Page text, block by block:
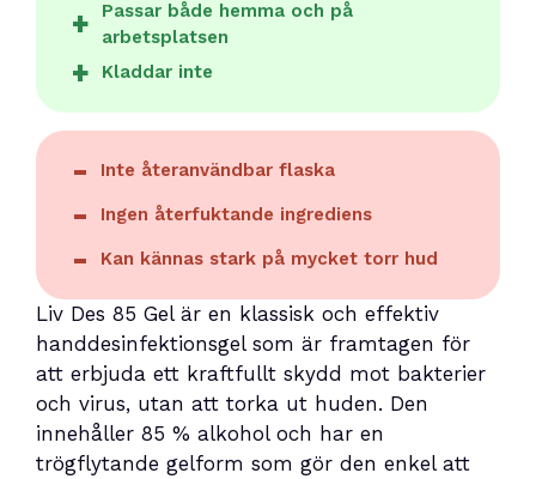
Passar både hemma och på
arbetsplatsen
Kladdar inte
Inte återanvändbar flaska
Ingen återfuktande ingrediens
Kan kännas stark på mycket torr hud
Liv Des 85 Gel är en klassisk och effektiv
handdesinfektionsgel som är framtagen för
att erbjuda ett kraftfullt skydd mot bakterier
och virus, utan att torka ut huden. Den
innehåller 85 % alkohol och har en
trögflytande gelform som gör den enkel att